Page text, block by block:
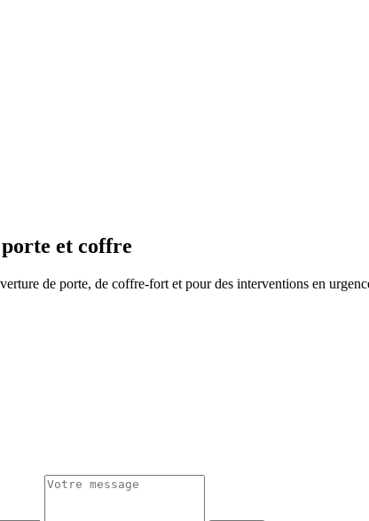
et coffre
de porte, de coffre-fort et pour des interventions en